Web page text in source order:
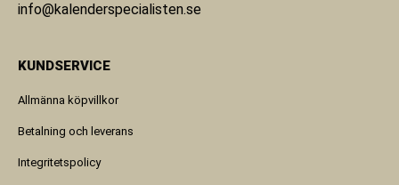
info@kalenderspecialisten.se
KUNDSERVICE
Allmänna köpvillkor
Betalning och leverans
Integritetspolicy